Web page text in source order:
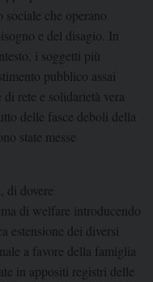
che operano
e del disagio. In
i soggetti più
pubblico assai
rete e solidarietà vera
delle fasce deboli della
state messe
di dovere
di welfare introducendo
estensione dei diversi
a favore della famiglia
in appositi registri delle